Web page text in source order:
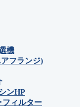
機
フランジ)
ンHP
フィルター